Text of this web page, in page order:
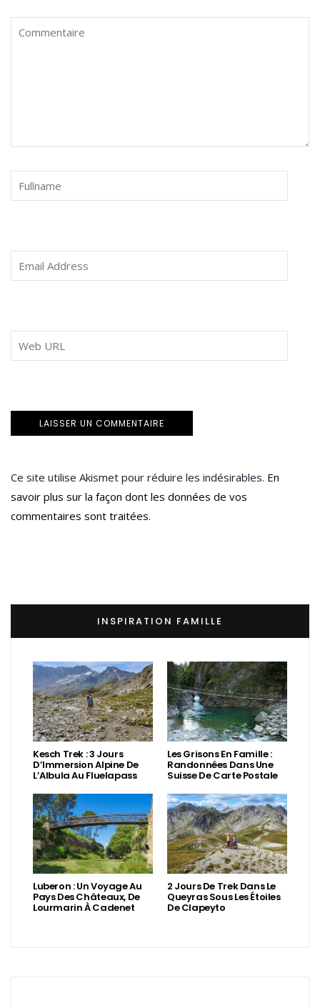
Ce site utilise Akismet pour réduire les indésirables. En
savoir plus sur la façon dont les données de vos
commentaires sont traitées.
INSPIRATION FAMILLE
Kesch Trek : 3 Jours
D’Immersion Alpine De
L’Albula Au Fluelapass
Les Grisons En Famille :
Randonnées Dans Une
Suisse De Carte Postale
Luberon : Un Voyage Au
Pays Des Châteaux, De
Lourmarin À Cadenet
2 Jours De Trek Dans Le
Queyras Sous Les Étoiles
De Clapeyto